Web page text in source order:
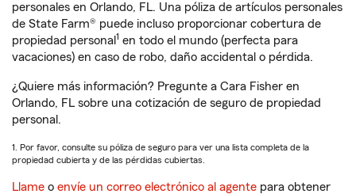
personales en Orlando, FL. Una póliza de artículos personales
de State Farm® puede incluso proporcionar cobertura de
propiedad personal 1 en todo el mundo (perfecta para
vacaciones) en caso de robo, daño accidental o pérdida.
¿Quiere más información? Pregunte a Cara Fisher en
Orlando, FL sobre una cotización de seguro de propiedad
personal.
1. Por favor, consulte su póliza de seguro para ver una lista completa de la
propiedad cubierta y de las pérdidas cubiertas.
Llame o envíe un correo electrónico al agente para obtener